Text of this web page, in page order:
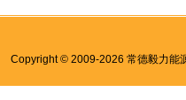
Copyright © 2009-2026 常德毅力